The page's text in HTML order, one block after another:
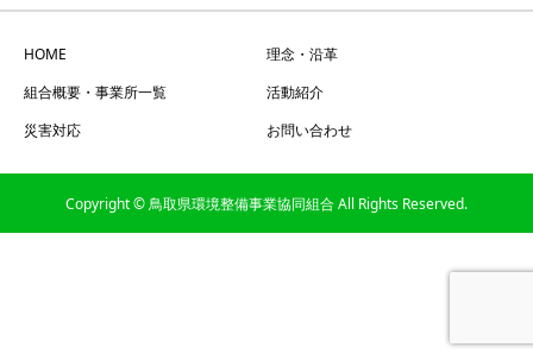
HOME
理念・沿革
組合概要・事業所一覧
活動紹介
災害対応
お問い合わせ
Copyright © 鳥取県環境整備事業協同組合 All Rights Reserved.